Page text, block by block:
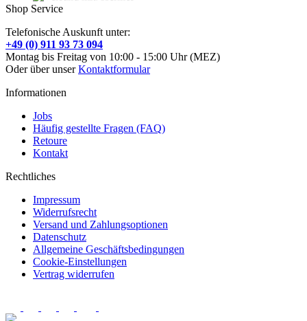
Shop Service
Telefonische Auskunft unter:
+49 (0) 911 93 73 094
Montag bis Freitag von 10:00 - 15:00 Uhr (MEZ)
Oder über unserKontaktformular
Informationen
Jobs
Häufig gestellte Fragen (FAQ)
Retoure
Kontakt
Rechtliches
Impressum
Widerrufsrecht
Versand und Zahlungsoptionen
Datenschutz
Allgemeine Geschäftsbedingungen
Cookie-Einstellungen
Vertrag widerrufen